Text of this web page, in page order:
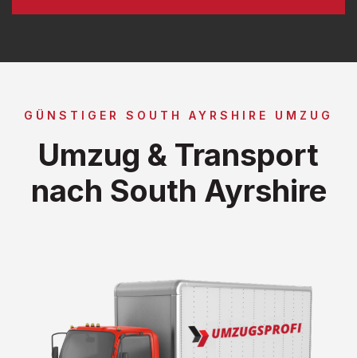
GÜNSTIGER SOUTH AYRSHIRE UMZUG
Umzug & Transport
nach South Ayrshire